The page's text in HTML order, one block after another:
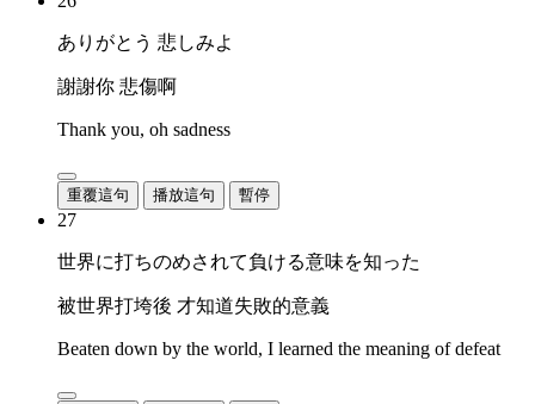
ありがとう 悲しみよ
謝謝你 悲傷啊
Thank you, oh sadness
重覆這句 播放這句 暫停
27
世界に打ちのめされて負ける意味を知った
被世界打垮後 才知道失敗的意義
Beaten down by the world, I learned the meaning of defeat